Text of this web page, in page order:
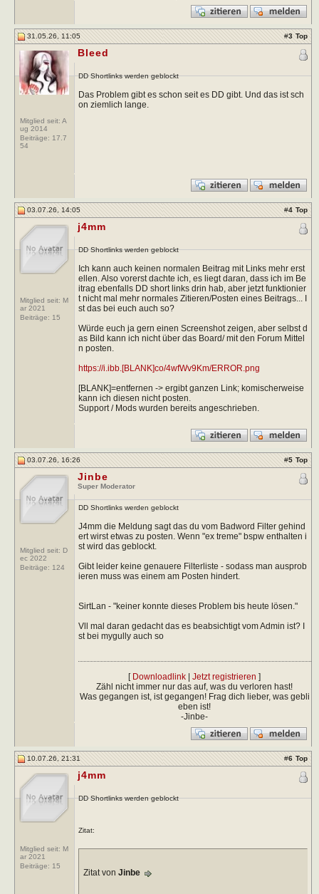
31.05.26, 11:05 #3 Top
Mitglied seit: A
ug 2014
Beiträge: 17.7
54
Bleed
DD Shortlinks werden geblockt
Das Problem gibt es schon seit es DD gibt. Und das ist sch
on ziemlich lange.
03.07.26, 14:05 #4 Top
Mitglied seit: M
ar 2021
Beiträge: 15
j4mm
DD Shortlinks werden geblockt
Ich kann auch keinen normalen Beitrag mit Links mehr erst
ellen. Also vorerst dachte ich, es liegt daran, dass ich im Be
itrag ebenfalls DD short links drin hab, aber jetzt funktionier
t nicht mal mehr normales Zitieren/Posten eines Beitrags... I
st das bei euch auch so?
Würde euch ja gern einen Screenshot zeigen, aber selbst d
as Bild kann ich nicht über das Board/ mit den Forum Mittel
n posten.
https://i.ibb.[BLANK]co/4wfWv9Km/ERROR.png
[BLANK]=entfernen -> ergibt ganzen Link; komischerweise
kann ich diesen nicht posten.
Support / Mods wurden bereits angeschrieben.
03.07.26, 16:26 #5 Top
Mitglied seit: D
ec 2022
Beiträge: 124
Jinbe
Super Moderator
DD Shortlinks werden geblockt
J4mm die Meldung sagt das du vom Badword Filter gehind
ert wirst etwas zu posten. Wenn "ex treme" bspw enthalten i
st wird das geblockt.
Gibt leider keine genauere Filterliste - sodass man ausprob
ieren muss was einem am Posten hindert.
SirtLan - "keiner konnte dieses Problem bis heute lösen."
Vll mal daran gedacht das es beabsichtigt vom Admin ist? I
st bei mygully auch so
[ Downloadlink |Jetzt registrieren ]
Zähl nicht immer nur das auf, was du verloren hast!
Was gegangen ist, ist gegangen! Frag dich lieber, was gebli
eben ist!
-Jinbe-
10.07.26, 21:31 #6 Top
Mitglied seit: M
ar 2021
Beiträge: 15
j4mm
DD Shortlinks werden geblockt
Zitat:
Zitat von Jinbe